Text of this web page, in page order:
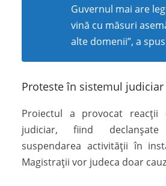
Guvernul mai are
vină cu măsuri
alte domenii”, a
Proteste în sistemul judiciar
Proiectul a provocat reacții
judiciar, fiind
suspendarea activității în
Magistrații vor judeca doar